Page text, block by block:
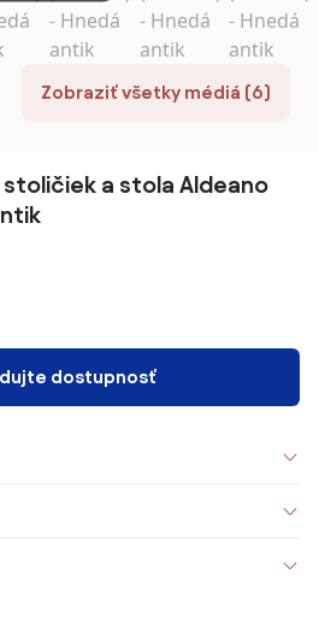
Zobraziť všetky médiá (6)
a stola Aldeano
dostupnosť